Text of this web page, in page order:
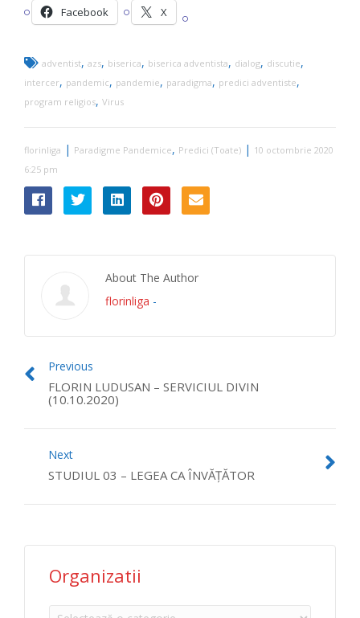
Facebook X
adventist, azs, biserica, biserica adventista, dialog, discutie,
intercer, pandemic, pandemie, paradigma, predici adventiste,
program religios, Virus
florinliga | Paradigme Pandemice, Predici (Toate) | 10 octombrie 2020
6:25 pm
About The Author
florinliga -
Previous
FLORIN LUDUSAN – SERVICIUL DIVIN
(10.10.2020)
Next
STUDIUL 03 – LEGEA CA ÎNVĂȚĂTOR
Organizatii
Organizatii